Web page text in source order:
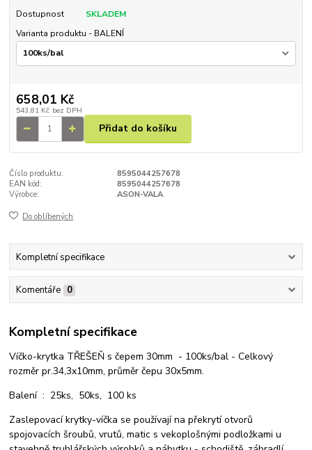
Dostupnost
SKLADEM
Varianta produktu - BALENÍ
658,01 Kč
543,81 Kč bez DPH
Přidat do košíku
Číslo produktu:
8595044257678
EAN kód:
8595044257678
Výrobce:
ASON-VALA
Do oblíbených
Kompletní specifikace
Komentáře 0
Kompletní specifikace
Víčko-krytka TŘEŠEŇ s čepem 30mm - 100ks/bal - Celkový
rozměr pr.34,3x10mm, průměr čepu 30x5mm.
Balení : 25ks, 50ks, 100 ks
Zaslepovací krytky-víčka se používají na překrytí otvorů
spojovacích šroubů, vrutů, matic s vekoplošnými podložkami u